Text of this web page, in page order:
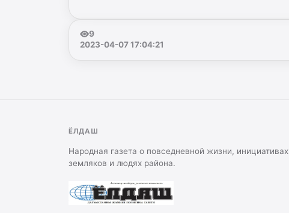
9
2023-04-07 17:04:21
ЁЛДАШ
Народная газета о повседневной жизни, инициативах
земляков и людях района.